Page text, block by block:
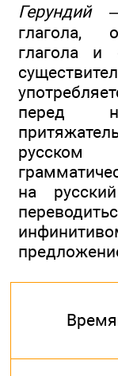
Герундий—
глагола,
глагола и
перед
русском
на
Время